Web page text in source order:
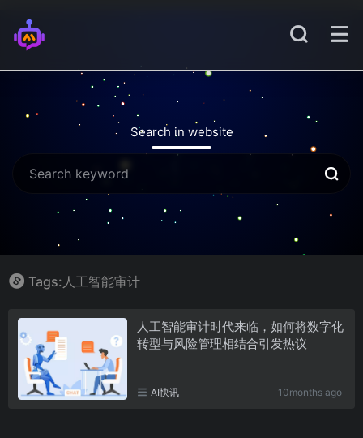
Search in website
Tags:人工智能审计
人工智能审计时代来临，如何将数字化
转型与风险管理相结合引发热议
AI快讯 10months ago